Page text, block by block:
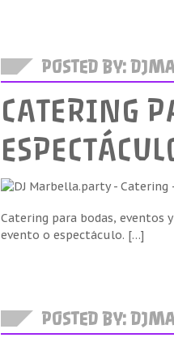
POSTED BY:
CATERING
Catering para bodas, eventos
evento o espectáculo. […]
POSTED BY: